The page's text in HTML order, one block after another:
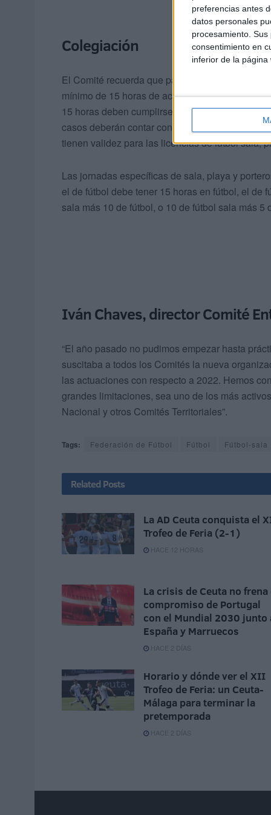
preferencias antes
datos personales
procesamiento.
consentimiento en
inferior de la página
Colegiación
El Comité recuerda que para poder entrenar es
mínimo de 15 horas de actualización y
15 horas deben cumplirse antes de la fecha de
casos deberán contar con esas horas antes de
tienen validez para las licencias de fútbol sala,
Las jornadas específicas de sala, playa y
el de fútbol debe tener 15 horas en fútbol, el de
sala más 10 de fútbol, o 10 de fútbol sala más 5
Iván Chaves, director Comité
“El año pasado no pudimos empezar hasta
suscitaba a todos los Comités la nueva
las actuaciones con respecto a 2022. Hemos
grandes limitaciones, sea uno de los más
Nacional y otros Comités Territoriales”.
Tags: Federación de Fútbol Fútbol Fútbol-sala
Related Posts
La AD Ceuta conquista el
Trofeo de Feria (2-1)
HACE 12 HORAS
La crisis de Ceuta no frena
compromiso de Portugal
con el Mundial 2030 junto
España y Marruecos
HACE 2 DÍAS
Horario y dónde ver el XII
Trofeo de Feria: un Ceuta-
Málaga para terminar la
pretemporada
HACE 2 DÍAS